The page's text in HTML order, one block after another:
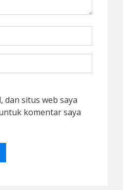
dan situs web saya
komentar saya